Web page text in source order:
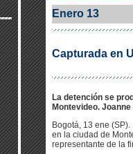
Enero 13
Capturada en
La detención se
Montevideo.
Bogotá, 13 ene
en la ciudad de
representante de la